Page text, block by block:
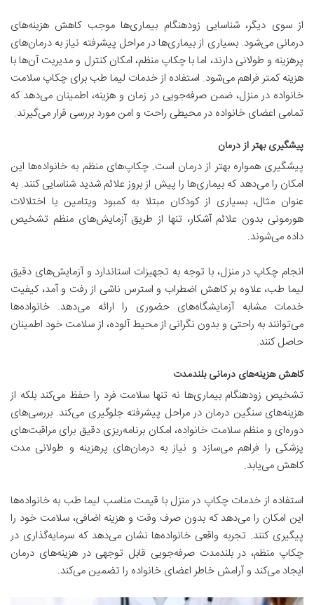
از سوی دیگر، شناسایی زودهنگام بیماری‌ها موجب کاهش هزینه‌های
درمانی می‌شود. بسیاری از بیماری‌ها در مراحل پیشرفته نیاز به درمان‌های
پرهزینه و طولانی دارند، اما با چکاپ منظم، امکان کنترل و مدیریت آن‌ها با
هزینه کمتر فراهم می‌شود. استفاده از خدمات لیما طب برای چکاپ سلامت
خانواده در منزل، ضمن صرفه‌جویی در زمان و هزینه، اطمینان می‌دهد که
تمامی اعضای خانواده در محیطی راحت و امن مورد بررسی قرار می‌گیرند.
پیشگیری بهتر از درمان
پیشگیری همواره بهتر از درمان است. چکاپ‌های منظم به خانواده‌ها این
امکان را می‌دهد که بیماری‌ها را پیش از بروز علائم شدید شناسایی کنند. به
عنوان مثال، بسیاری از کودکان مبتلا به کمبود ویتامین یا اختلالات
هورمونی بدون علائم آشکار، تنها از طریق آزمایش‌های منظم تشخیص
داده می‌شوند.
انجام چکاپ در منزل، با توجه به تجهیزات استاندارد و آزمایش‌های دقیق
لیما طب، علاوه بر کاهش اضطراب و استرس ناشی از رفت و آمد، کیفیت
خدمات مشابه آزمایشگاه‌های حضوری را ارائه می‌دهد. خانواده‌ها
می‌توانند به راحتی و بدون نگرانی از محیط آلوده، از سلامت خود اطمینان
حاصل کنند.
کاهش هزینه‌های درمانی بلندمدت
تشخیص زودهنگام بیماری‌ها نه تنها سلامت فرد را حفظ می‌کند بلکه از
هزینه‌های سنگین درمان در مراحل پیشرفته جلوگیری می‌کند. بررسی‌های
دوره‌ای و منظم سلامت خانواده، امکان برنامه‌ریزی دقیق برای مراقبت‌های
پزشکی را فراهم می‌سازد و نیاز به درمان‌های پرهزینه و طولانی مدت
کاهش می‌یابد.
استفاده از خدمات چکاپ در منزل با قیمت مناسب لیما طب به خانواده‌ها
این امکان را می‌دهد که بدون صرف وقت و هزینه اضافی، سلامت خود را
پیگیری کنند. تجربه واقعی خانواده‌ها نشان می‌دهد که سرمایه‌گذاری در
چکاپ منظم، در بلندمدت صرفه‌جویی قابل توجهی در هزینه‌های درمان
ایجاد می‌کند و آرامش خاطر اعضای خانواده را تضمین می‌کند.